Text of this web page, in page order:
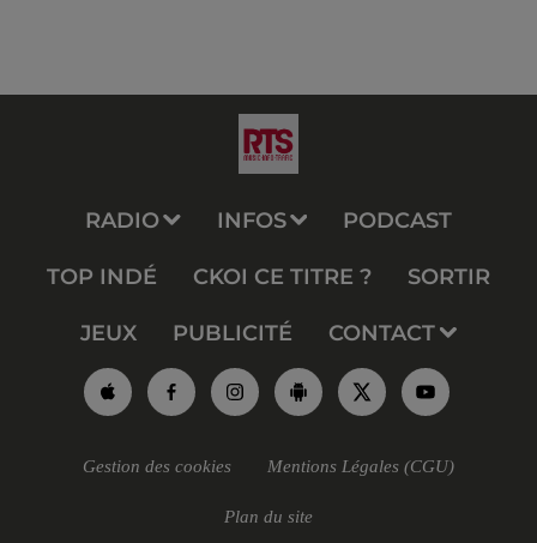
RADIO INFOS PODCAST
TOP INDÉ CKOI CE TITRE ? SORTIR
JEUX PUBLICITÉ CONTACT
Gestion des cookies Mentions Légales (CGU)
Plan du site